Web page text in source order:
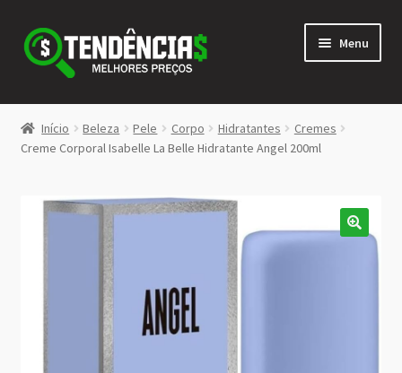
Pular
para
navegação
Pular
para
conteúdo
Menu
LOJA
<>
Início Beleza Pele Corpo Hidratantes
Cremes
Creme Corporal Isabelle La Belle Hidratante Angel 200ml